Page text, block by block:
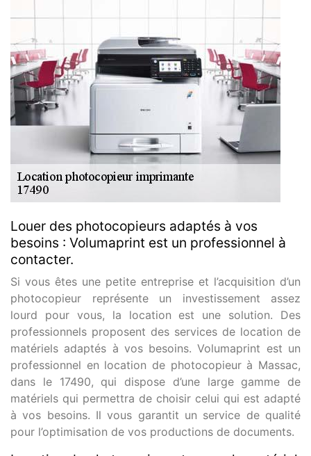
Louer des photocopieurs adaptés à vos
besoins : Volumaprint est un professionnel à
contacter.
Si vous êtes une petite entreprise et l’acquisition d’un
photocopieur représente un investissement assez
lourd pour vous, la location est une solution. Des
professionnels proposent des services de location de
matériels adaptés à vos besoins. Volumaprint est un
professionnel en location de photocopieur à Massac,
dans le 17490, qui dispose d’une large gamme de
matériels qui permettra de choisir celui qui est adapté
à vos besoins. Il vous garantit un service de qualité
pour l’optimisation de vos productions de documents.